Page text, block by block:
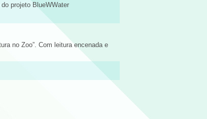
projeto BlueWWater
no Zoo”. Com leitura encenada e